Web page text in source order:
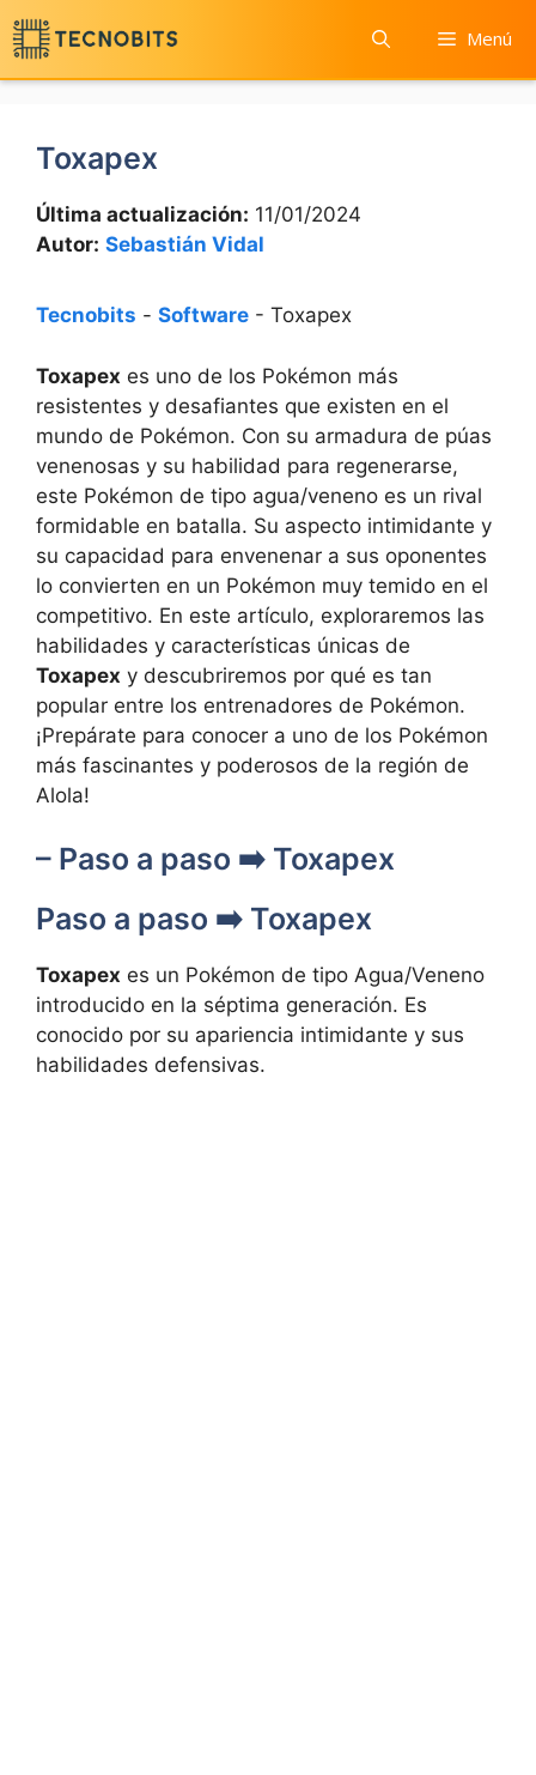
Saltar
al
contenido
Menú
Toxapex
Última actualización: 11/01/2024
Autor: Sebastián Vidal
Tecnobits - Software - Toxapex
Toxapex es uno de los Pokémon más
resistentes y desafiantes que existen en el
mundo de Pokémon. Con su armadura de púas
venenosas y su habilidad para regenerarse,
este Pokémon de tipo agua/veneno es un rival
formidable en batalla. Su aspecto intimidante y
su capacidad para envenenar a sus oponentes
lo convierten en un Pokémon muy temido en el
competitivo. En este artículo, exploraremos las
habilidades y características únicas de
Toxapex y descubriremos por qué es tan
popular entre los entrenadores de Pokémon.
¡Prepárate para conocer a uno de los Pokémon
más fascinantes y poderosos de la región de
Alola!
– Paso a paso ➡️ Toxapex
Paso a paso ➡️ Toxapex
Toxapex es un Pokémon de tipo Agua/Veneno
introducido en la séptima generación. Es
conocido por su apariencia intimidante y sus
habilidades defensivas.